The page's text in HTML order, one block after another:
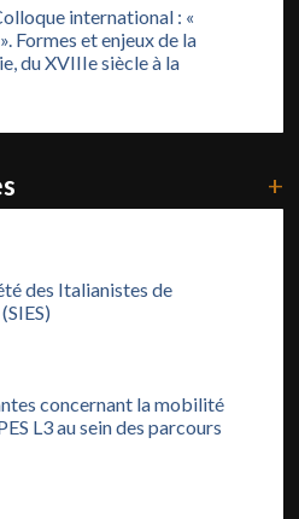
international : «
Formes et enjeux de la
du XVIIIe siècle à la
+
des Italianistes de
concernant la mobilité
L3 au sein des parcours